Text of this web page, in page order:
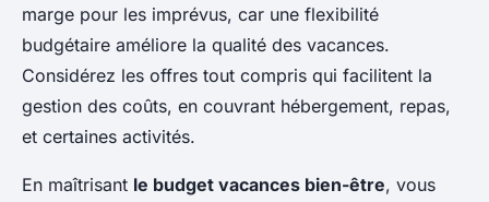
marge pour les imprévus, car une flexibilité
budgétaire améliore la qualité des vacances.
Considérez les offres tout compris qui facilitent la
gestion des coûts, en couvrant hébergement, repas,
et certaines activités.
En maîtrisant le budget vacances bien-être, vous